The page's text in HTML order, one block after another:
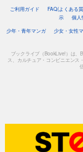
ご利用ガイド FAQ(よくある
示
個人
少年・青年マンガ
少女・女性
ブックライブ（BookLive!）は、
ス、カルチュア・コンビニエンス